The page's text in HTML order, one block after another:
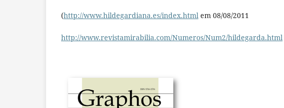
(http://www.hildegardiana.es/index.html em 08/08/2011
http://www.revistamirabilia.com/Numeros/Num2/hildegarda.html